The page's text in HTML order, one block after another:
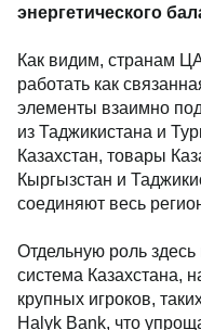
энергетического
Как видим, странам
работать как
элементы взаимно
из Таджикистана и
Казахстан, товары
Кыргызстан и
соединяют весь
Отдельную роль здесь
система Казахстана,
крупных игроков,
Halyk Bank, что